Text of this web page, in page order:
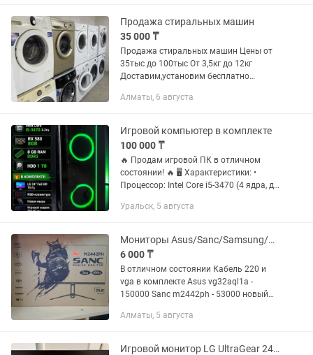
состояние и...
Продажа стиральных машин
35 000 ₸
Продажа стиральных машин Цены от
35тыс до 100тыс От 3,5кг до 12кг
Доставим,установим бесплатно
Алматы, 6 августа
Игровой компьютер в комплекте
100 000 ₸
🔥 Продам игровой ПК в отличном
состоянии! 🔥 🖥 Характеристики: •
Процессор: Intel Core i5-3470 (4 ядра, до
580 2048SP 8 GB • Оперативная
Уральск, 5 августа
Мониторы Asus/Sanc/Samsung/benq/LG 19/20/22/24/32
6 000 ₸
В отличном состоянии Кабель 220 и
vga в комплекте Asus vg32aql1a -
150000 Sanc m2442ph - 53000 новый
22EN33 - 11000 Samsung b1930 - 6000
Алматы, 5 августа
Игровой монитор LG UltraGear 24GS60F-B 180 Гц